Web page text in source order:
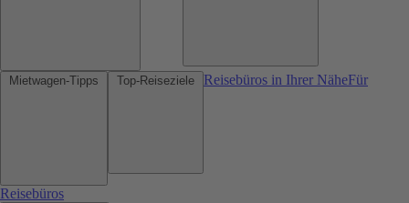
Reisebüros in Ihrer NäheFür
Reisebüros